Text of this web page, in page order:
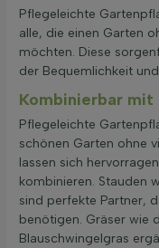
Pflegeleichte
alle, die einen Garten
möchten. Diese
der Bequemlichkeit
Kombinierbar mit
Pflegeleichte
schönen Garten ohne
lassen sich
kombinieren. Stauden
sind perfekte Partner,
benötigen. Gräser wie
Blauschwingelgras